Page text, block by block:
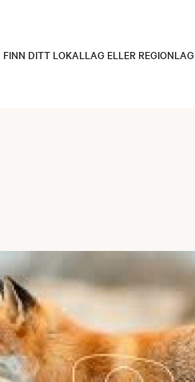
FINN DITT LOKALLAG ELLER REGIONLAG